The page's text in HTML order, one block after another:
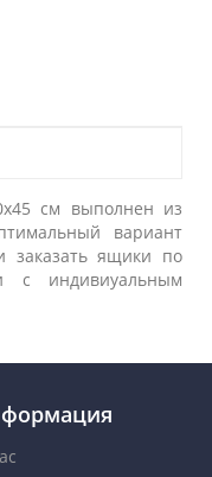
см выполнен из
вариант
ящики по
с индивиуальным